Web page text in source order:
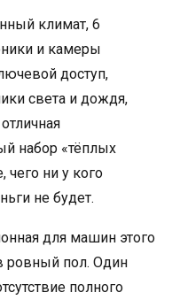
климат, 6
и камеры
доступ,
света и дождя,
набор «тёплых
чего ни у кого
не будет.
для машин этого
ровный пол. Один
полного